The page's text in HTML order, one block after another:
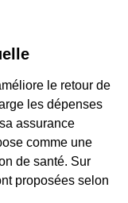
le retour de
les dépenses
assurance
comme une
de santé. Sur
proposées selon